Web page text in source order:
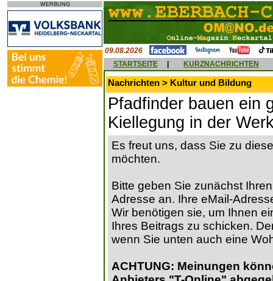
WERBUNG
09.08.2026
STARTSEITE
KURZNACHRICHTEN
Nachrichten > Kultur und Bildung
Pfadfinder bauen ein
Kiellegung in der
Es freut uns, dass Sie zu
möchten.
Bitte geben Sie zunächst
Adresse an. Ihre eMail-
Wir benötigen sie, um Ihnen
Ihres Beitrags zu schicken.
wenn Sie unten auch eine
ACHTUNG: Meinungen